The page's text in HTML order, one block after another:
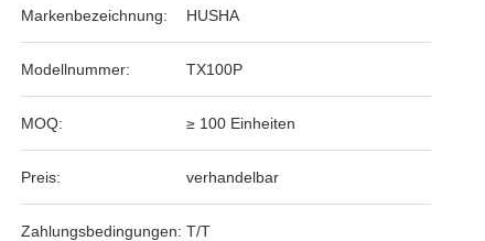
Markenbezeichnung: HUSHA
Modellnummer: TX100P
MOQ: ≥ 100 Einheiten
Preis: verhandelbar
Zahlungsbedingungen: T/T